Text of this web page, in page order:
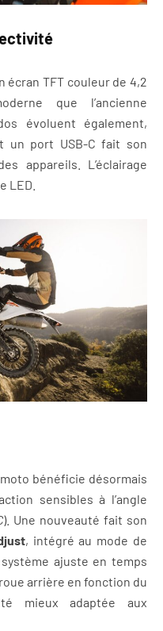
écran TFT couleur de 4,2
que l’ancienne
évoluent également,
un port USB-C fait son
appareils. L’éclairage
LED.
bénéficie désormais
sensibles à l’angle
). Une nouveauté fait son
, intégré au mode de
système ajuste en temps
arrière en fonction du
mieux adaptée aux